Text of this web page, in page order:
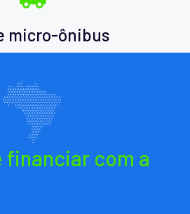
micro-ônibus
financiar com a